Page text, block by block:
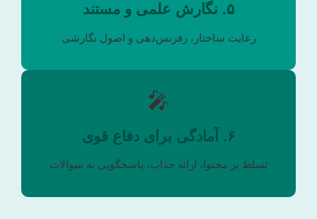
۵. نگارش علمی و مستند
رعایت ساختار، رفرنس‌دهی و اصول نگارشی
🎤
۶. آمادگی برای دفاع قوی
تسلط بر محتوا، ارائه جذاب، پاسخگویی به سوالات